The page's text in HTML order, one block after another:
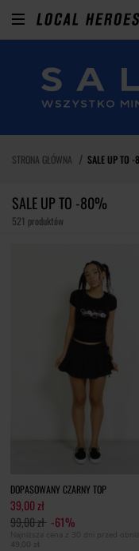
STRONA GŁÓWNA SALE UP TO
SALE UP TO -80%
521 produktów
DOPASOWANY CZARNY TOP
39,00 zł
99,00 zł -61%
Najniższa cena z 30 dni przed
49,00 zł